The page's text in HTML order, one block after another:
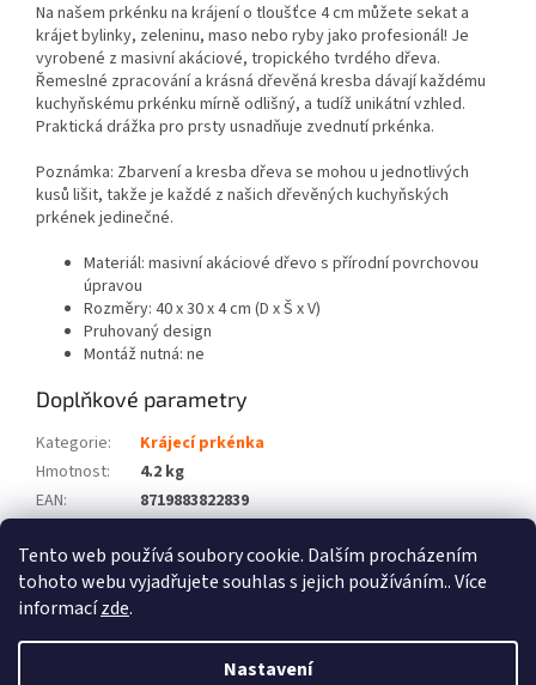
Tento web používá soubory cookie. Dalším procházením
tohoto webu vyjadřujete souhlas s jejich používáním.. Více
informacízde.
Nastavení
Na našem prkénku na krájení o tloušťce 4 cm můžete sekat a
krájet bylinky, zeleninu, maso nebo ryby jako profesionál! Je
vyrobené z masivní akáciové, tropického tvrdého dřeva.
Řemeslné zpracování a krásná dřevěná kresba dávají každému
kuchyňskému prkénku mírně odlišný, a tudíž unikátní vzhled.
Praktická drážka pro prsty usnadňuje zvednutí prkénka.
Poznámka: Zbarvení a kresba dřeva se mohou u jednotlivých
kusů lišit, takže je každé z našich dřevěných kuchyňských
prkének jedinečné.
Materiál: masivní akáciové dřevo s přírodní povrchovou
úpravou
Rozměry: 40 x 30 x 4 cm (D x Š x V)
Pruhovaný design
Montáž nutná: ne
Doplňkové parametry
Kategorie:
Krájecí prkénka
Hmotnost:
4.2 kg
EAN:
8719883822839
Počet balíků: 1
Vytvořil Shoptet